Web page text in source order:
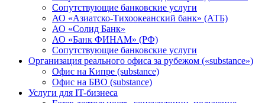
Сопутствующие банковские услуги
АО «Азиатско-Тихоокеанский банк» (АТБ)
АО «Солид Банк»
АО «Банк ФИНАМ» (РФ)
Сопутствующие банковские услуги
Организация реального офиса за рубежом («substance»)
Офис на Кипре (substance)
Офис на БВО (substance)
Услуги для IT-бизнеса